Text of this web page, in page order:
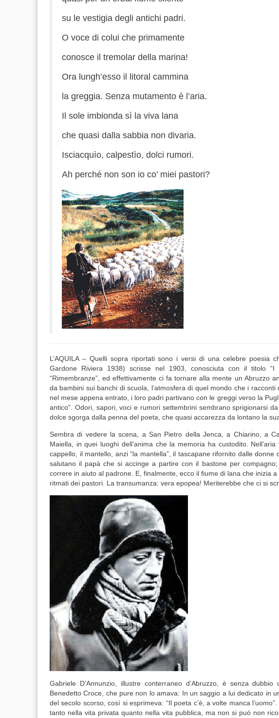
su le vestigia degli antichi padri.
O voce di colui che primamente
conosce il tremolar della marina!
Ora lungh’esso il litoral cammina
la greggia. Senza mutamento è l’aria.
Il sole imbionda sì la viva lana
che quasi dalla sabbia non divaria.
Isciacquìo, calpestìo, dolci rumori.
Ah perché non son io co’ miei pastori?
L’AQUILA – Quelli sopra riportati sono i versi di una celebre poesia
Gardone Riviera 1938) scrisse nel 1903, conosciuta con il titolo “I
“Rimembranze”, ed effettivamente ci fa tornare alla mente un Abruzzo
da bambini sui banchi di scuola, l’atmosfera di quel mondo che i
nel mese appena entrato, i loro padri partivano con le greggi verso la
antico”. Odori, sapori, voci e rumori settembrini sembrano sprigionarsi
dolce sgorga dalla penna del poeta, che quasi accarezza da lontano la
Sembra di vedere la scena, a San Pietro della Jenca , a Chiarino, a
Maiella , in quei luoghi dell’anima che la memoria ha custodito.
cappello, il mantello, anzi “la mantella”, il tascapane rifornito dalle
salutano il papà che si accinge a partire con il bastone per
correre in aiuto al padrone. E, finalmente, ecco il fiume di lana che inizia
ritmati dei pastori. La transumanza: vera epopea! Meriterebbe che ci si
Gabriele D’Annunzio, illustre conterraneo d’Abruzzo, è senza
Benedetto Croce , che pure non lo amava: In un saggio a lui dedicato in
del secolo scorso, così si esprimeva: “Il poeta c’è, a volte manca
tanto nella vita privata quanto nella vita pubblica, ma non si può non